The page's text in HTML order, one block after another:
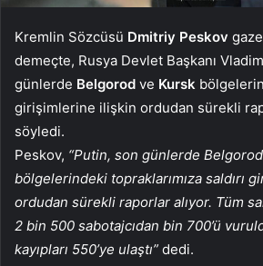
Kremlin Sözcüsü Dmitriy Peskov
demeçte, Rusya Devlet Başkanı
günlerde Belgorod ve Kursk
girişimlerine ilişkin ordudan sürekli
söyledi.
Peskov, “Putin, son günlerde
bölgelerindeki topraklarımıza saldırı
ordudan sürekli raporlar alıyor. Tüm
2 bin 500 sabotajcıdan bin 700’ü
kayıpları 550’ye ulaştı” dedi.